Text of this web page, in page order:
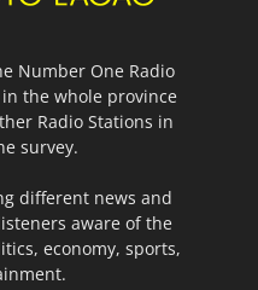
Number One Radio
the whole province
Radio Stations in
survey.
different news and
aware of the
economy, sports,